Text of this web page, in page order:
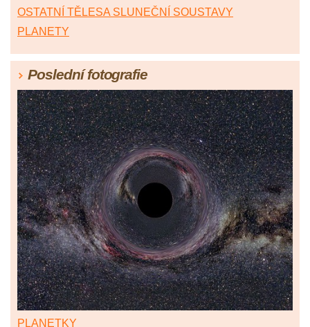
OSTATNÍ TĚLESA SLUNEČNÍ SOUSTAVY
PLANETY
Poslední fotografie
PLANETKY